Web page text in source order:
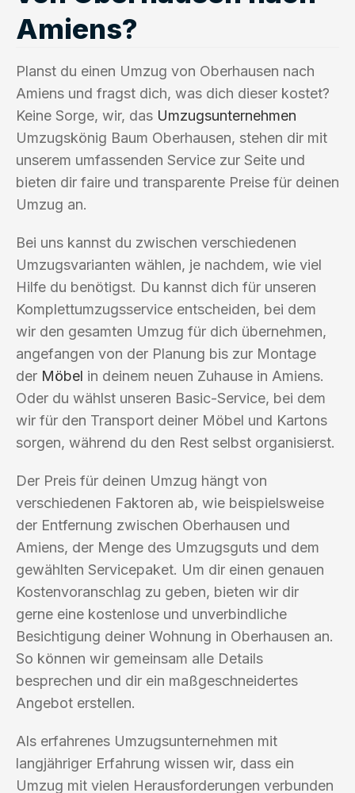
Amiens?
Planst du einen Umzug von Oberhausen nach
Amiens und fragst dich, was dich dieser kostet?
Keine Sorge, wir, das Umzugsunternehmen
Umzugskönig Baum Oberhausen, stehen dir mit
unserem umfassenden Service zur Seite und
bieten dir faire und transparente Preise für deinen
Umzug an.
Bei uns kannst du zwischen verschiedenen
Umzugsvarianten wählen, je nachdem, wie viel
Hilfe du benötigst. Du kannst dich für unseren
Komplettumzugsservice entscheiden, bei dem
wir den gesamten Umzug für dich übernehmen,
angefangen von der Planung bis zur Montage
der Möbel in deinem neuen Zuhause in Amiens.
Oder du wählst unseren Basic-Service, bei dem
wir für den Transport deiner Möbel und Kartons
sorgen, während du den Rest selbst organisierst.
Der Preis für deinen Umzug hängt von
verschiedenen Faktoren ab, wie beispielsweise
der Entfernung zwischen Oberhausen und
Amiens, der Menge des Umzugsguts und dem
gewählten Servicepaket. Um dir einen genauen
Kostenvoranschlag zu geben, bieten wir dir
gerne eine kostenlose und unverbindliche
Besichtigung deiner Wohnung in Oberhausen an.
So können wir gemeinsam alle Details
besprechen und dir ein maßgeschneidertes
Angebot erstellen.
Als erfahrenes Umzugsunternehmen mit
langjähriger Erfahrung wissen wir, dass ein
Umzug mit vielen Herausforderungen verbunden